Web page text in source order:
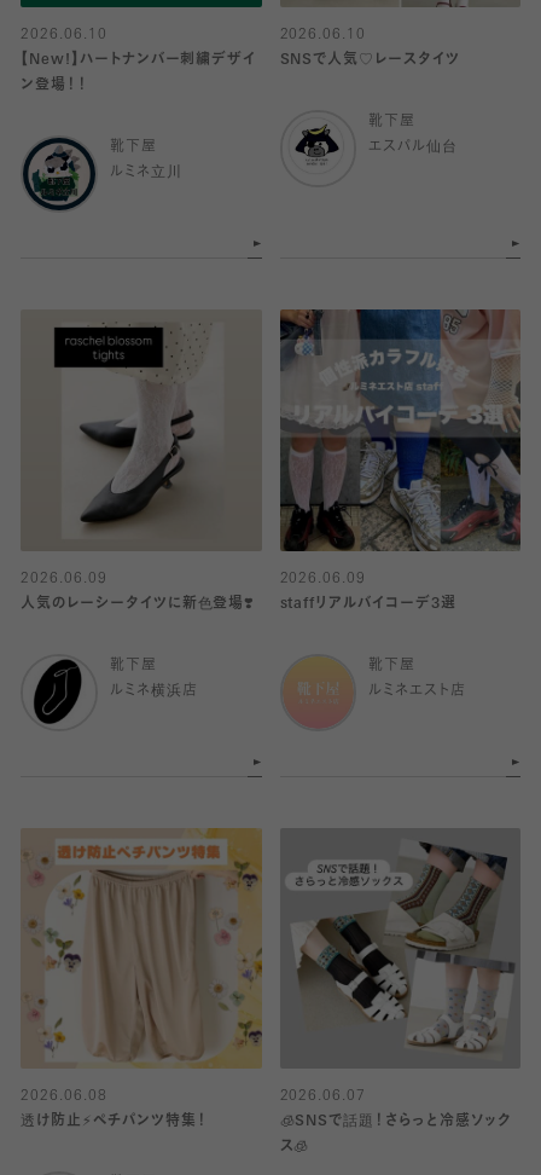
2026.06.10
【New!】ハートナンバー刺繍デザイ
ン登場！！
靴下屋
ルミネ立川
2026.06.10
SNSで人気♡レースタイツ
靴下屋
エスパル仙台
2026.06.09
人気のレーシータイツに新色登場❣️
靴下屋
ルミネ横浜店
2026.06.09
staffリアルバイコーデ3選
靴下屋
ルミネエスト店
2026.06.08
透け防止⚡️ペチパンツ特集！
2026.06.07
🧊SNSで話題！さらっと冷感ソック
ス🧊